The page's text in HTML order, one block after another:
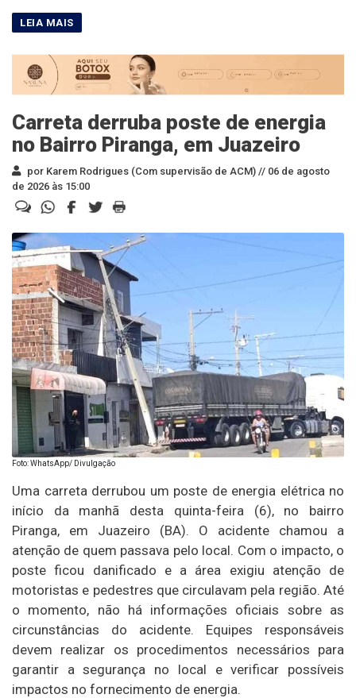
Carreta derruba poste de energia
no Bairro Piranga, em Juazeiro
por Karem Rodrigues (Com supervisão de ACM) // 06 de agosto
de 2026 às 15:00
Foto: WhatsApp/ Divulgação
Uma carreta derrubou um poste de energia elétrica no
início da manhã desta quinta-feira (6), no bairro
Piranga, em Juazeiro (BA). O acidente chamou a
atenção de quem passava pelo local. Com o impacto, o
poste ficou danificado e a área exigiu atenção de
motoristas e pedestres que circulavam pela região. Até
o momento, não há informações oficiais sobre as
circunstâncias do acidente. Equipes responsáveis
devem realizar os procedimentos necessários para
garantir a segurança no local e verificar possíveis
impactos no fornecimento de energia.